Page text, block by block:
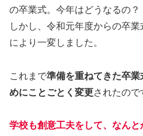
しかし、令和元年度からの卒
により一変しました。
これまで準備を重ねてきた卒
めにことごとく変更されたので
学校も創意工夫をして、なん